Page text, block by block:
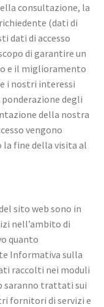
consultazione, la
(dati di
dati di accesso
di garantire un
e il miglioramento
i nostri interessi
degli
della nostra
vengono
fine della visita al
sito web sono in
nell’ambito di
quanto
Informativa sulla
raccolti nei moduli
saranno trattati sui
fornitori di servizi e